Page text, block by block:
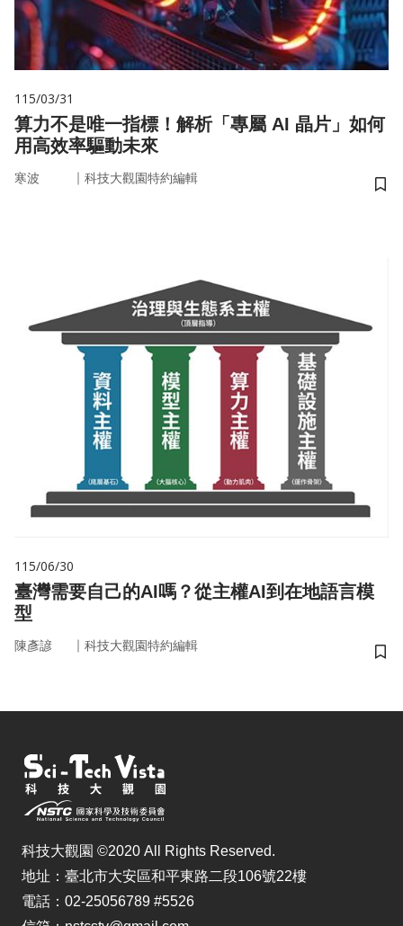
115/03/31
算力不是唯一指標！解析「專屬 AI 晶片」如何
用高效率驅動未來
寒波 ｜ 科技大觀園特約編輯
儲
115/06/30
臺灣需要自己的AI嗎？從主權AI到在地語言模
型
陳彥諺 ｜ 科技大觀園特約編輯
儲
科技大觀園 ©2020 All Rights Reserved.
地址：臺北市大安區和平東路二段106號22樓
電話：02-25056789 #5526